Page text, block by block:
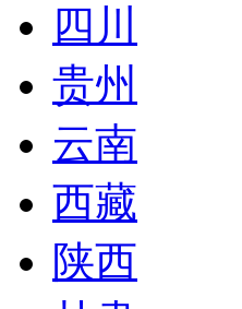
四川
贵州
云南
西藏
陕西